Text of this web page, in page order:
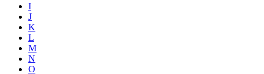
I
J
K
L
M
N
O